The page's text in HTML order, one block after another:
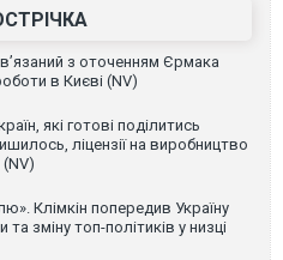
з оточенням Єрмака
в Києві (NV)
які готові поділитись
ліцензії на виробництво
Клімкін попередив Україну
зміну топ-політиків у низці